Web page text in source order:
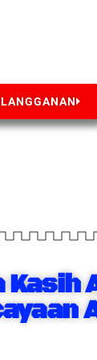
Kasih